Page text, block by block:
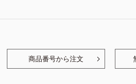
商品番号から注文